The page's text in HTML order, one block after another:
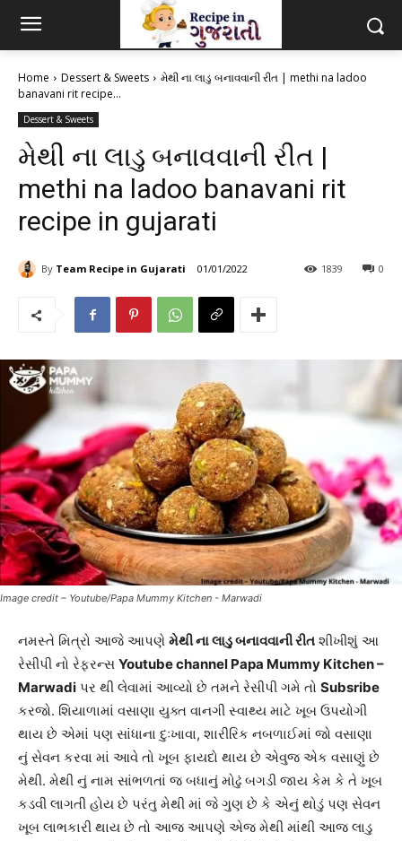
Home Dessert & Sweets
મેથી ના લાડુ બનાવવાની રીત | methi na ladoo
banavani rit recipe...
Dessert & Sweets
મેથી ના લાડુ બનાવવાની રીત |
methi na ladoo banavani rit
recipe in gujarati
By Team Recipe in Gujarati 01/01/2022 0
1839
Image credit – Youtube/Papa Mummy Kitchen - Marwadi
નમસ્તે મિત્રો આજે આપણે મેથી ના લાડુ બનાવવાની રીત શીખીશું આ
રેસીપી નો રેફરન્સ Youtube channel Papa Mummy Kitchen –
Marwadi પર થી લેવામાં આવ્યો છે તમને રેસીપી ગમે તો Subsribe
કરજો. શિયાળામાં વસાણા યુક્ત વાનગી સ્વાથ્ય માટે ખૂબ ઉપયોગી
થાય છે એમાં પણ સાંધાના દુઃખાવા, શારીરિક નબળાઈમાં જો વસાણા
નું સેવન કરવા માં આવે તો ખૂબ ફાયદો થાય છે એવુજ એક વસાણું છે
મેથી. મેથી નું નામ સાંભળતાં જ બધાનું મોઢું બગડી જાય કેમ કે તે ખૂબ
કડવી લાગતી હોય છે પરંતુ મેથી માં જે ગુણ છે કે એનું થોડું પણ સેવન
ખૂબ લાભકારી થાય છે તો આજ આપણે એજ મેથી માંથી આજ લાડુ